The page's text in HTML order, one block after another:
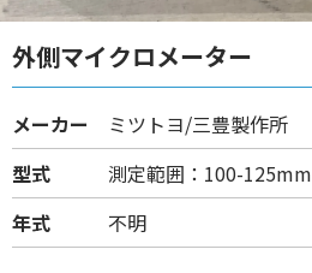
外側マイクロメーター
メーカー
ミツトヨ/三豊製作所
型式
測定範囲：100-125mm
年式
不明